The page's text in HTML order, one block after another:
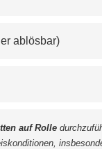
ablösbar)
auf Rolle